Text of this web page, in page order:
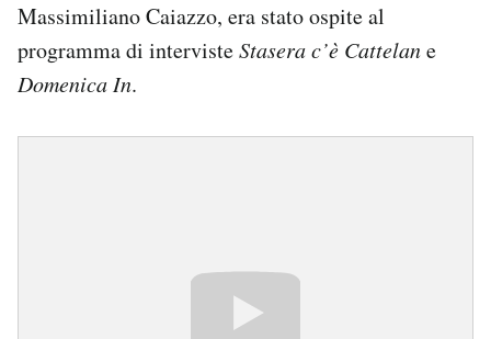
Massimiliano Caiazzo, era stato ospite al
programma di intervisteStasera c’è Cattelane
Domenica In.